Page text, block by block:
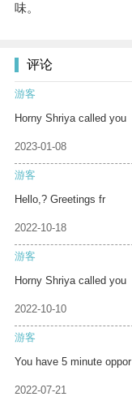
味。
评论
游客
Horny Shriya called you
2023-01-08
游客
Hello,? Greetings fr
2022-10-18
游客
Horny Shriya called you
2022-10-10
游客
You have 5 minute oppor
2022-07-21